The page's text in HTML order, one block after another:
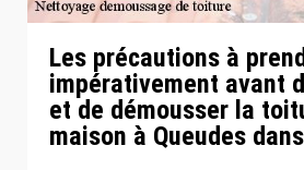
Les précautions à
impérativement avant
et de démousser la
maison à Queudes